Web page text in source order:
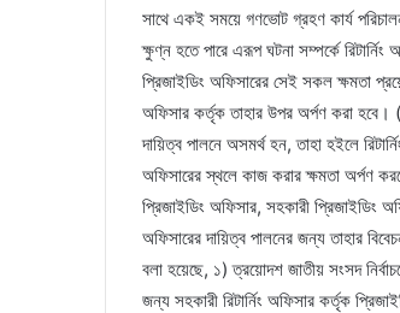
সাথে একই সময়ে গণভোট গ্রহণ কার্য
ক্ষুণ্ন হতে পারে এরূপ ঘটনা সম্পর্কে
প্রিজাইডিং অফিসারের সেই সকল ক্ষমতা
অফিসার কর্তৃক তাহার উপর অর্পণ করা হবে।
দায়িত্ব পালনে অসমর্থ হন, তাহা হইলে
অফিসারের স্থলে কাজ করার ক্ষমতা অর্পণ
প্রিজাইডিং অফিসার, সহকারী প্রিজাইডিং
অফিসারের দায়িত্ব পালনের জন্য তাহার
বলা হয়েছে, ১) ত্রয়োদশ জাতীয় সংসদ
জন্য সহকারী রিটার্নিং অফিসার কর্তৃক